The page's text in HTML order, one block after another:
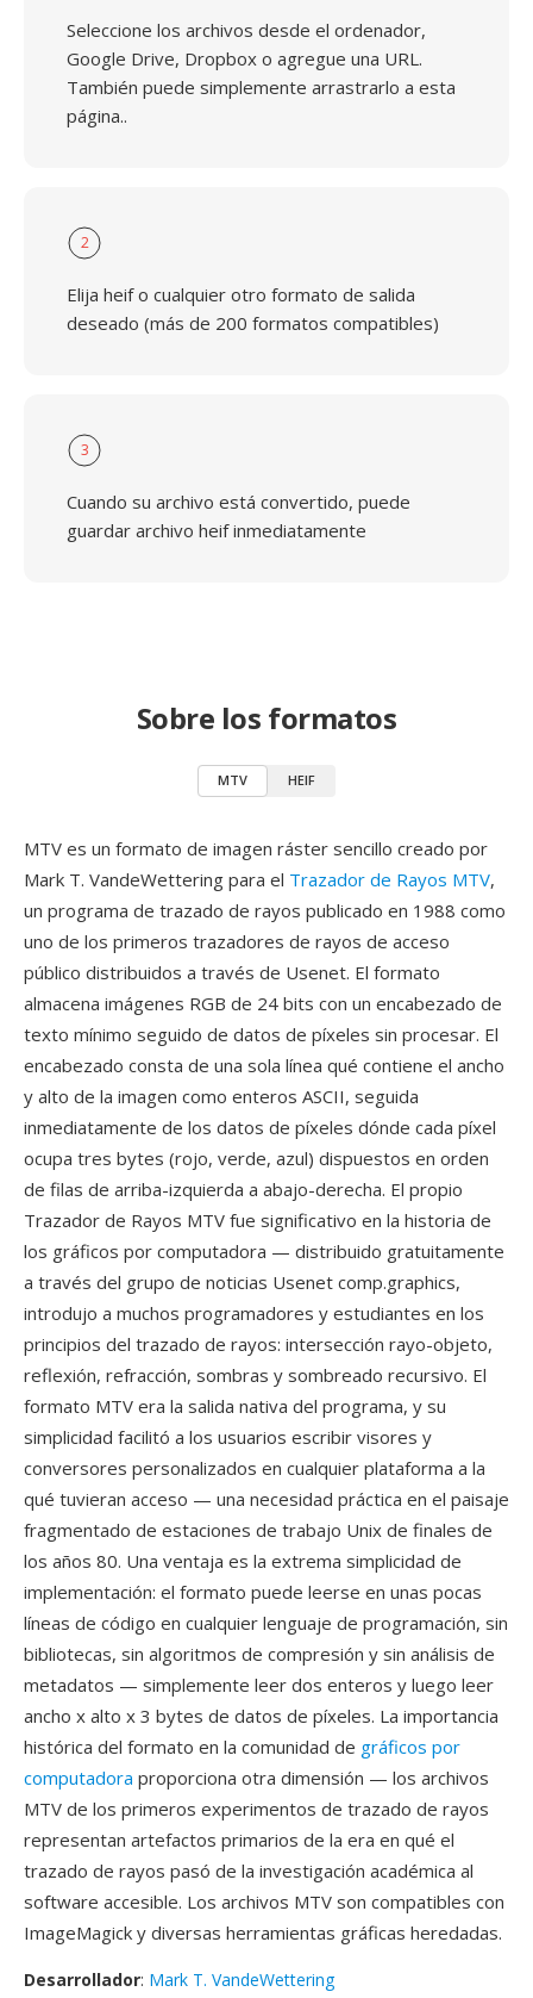
Seleccione los archivos desde el ordenador,
Google Drive, Dropbox o agregue una URL.
También puede simplemente arrastrarlo a esta
página..
2
Elija heif o cualquier otro formato de salida
deseado (más de 200 formatos compatibles)
3
Cuando su archivo está convertido, puede
guardar archivo heif inmediatamente
Sobre los formatos
MTV HEIF
MTV es un formato de imagen ráster sencillo creado por
Mark T. VandeWettering para el Trazador de Rayos MTV,
un programa de trazado de rayos publicado en 1988 como
uno de los primeros trazadores de rayos de acceso
público distribuidos a través de Usenet. El formato
almacena imágenes RGB de 24 bits con un encabezado de
texto mínimo seguido de datos de píxeles sin procesar. El
encabezado consta de una sola línea qué contiene el ancho
y alto de la imagen como enteros ASCII, seguida
inmediatamente de los datos de píxeles dónde cada píxel
ocupa tres bytes (rojo, verde, azul) dispuestos en orden
de filas de arriba-izquierda a abajo-derecha. El propio
Trazador de Rayos MTV fue significativo en la historia de
los gráficos por computadora — distribuido gratuitamente
a través del grupo de noticias Usenet comp.graphics,
introdujo a muchos programadores y estudiantes en los
principios del trazado de rayos: intersección rayo-objeto,
reflexión, refracción, sombras y sombreado recursivo. El
formato MTV era la salida nativa del programa, y su
simplicidad facilitó a los usuarios escribir visores y
conversores personalizados en cualquier plataforma a la
qué tuvieran acceso — una necesidad práctica en el paisaje
fragmentado de estaciones de trabajo Unix de finales de
los años 80. Una ventaja es la extrema simplicidad de
implementación: el formato puede leerse en unas pocas
líneas de código en cualquier lenguaje de programación, sin
bibliotecas, sin algoritmos de compresión y sin análisis de
metadatos — simplemente leer dos enteros y luego leer
ancho x alto x 3 bytes de datos de píxeles. La importancia
histórica del formato en la comunidad de gráficos por
computadora proporciona otra dimensión — los archivos
MTV de los primeros experimentos de trazado de rayos
representan artefactos primarios de la era en qué el
trazado de rayos pasó de la investigación académica al
software accesible. Los archivos MTV son compatibles con
ImageMagick y diversas herramientas gráficas heredadas.
Desarrollador: Mark T. VandeWettering